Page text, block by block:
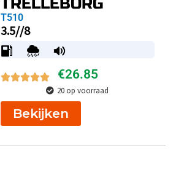
TRELLEBORG
T510
3.5//8
€26.85
20 op voorraad
Bekijken